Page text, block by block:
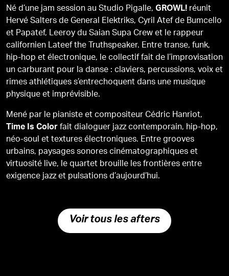
Né d’une jam session au Studio Pigalle,GROWL!réunit
Hervé Salters de General Elektriks, Cyril Atef de Bumcello
et Papatef, Leeroy du Saian Supa Crew et le rappeur
californien Lateef the Truthspeaker. Entre transe, funk,
hip-hop et électronique, le collectif fait de l’improvisation
un carburant pour la danse : claviers, percussions, voix et
rimes athlétiques s’entrechoquent dans une musique
physique et imprévisible.
Mené par le pianiste et compositeur Cédric Hanriot,
Time Is Colorfait dialoguer jazz contemporain, hip-hop,
néo-soul et textures électroniques. Entre grooves
urbains, paysages sonores cinématographiques et
virtuosité live, le quartet brouille les frontières entre
exigence jazz et pulsations d’aujourd’hui.
Voir tous les afters